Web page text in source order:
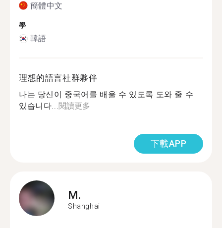
簡體中文
學
韓語
理想的語言社群夥伴
나는 당신이 중국어를 배울 수 있도록 도와 줄 수
있습니다...閱讀更多
下載APP
M.
Shanghai